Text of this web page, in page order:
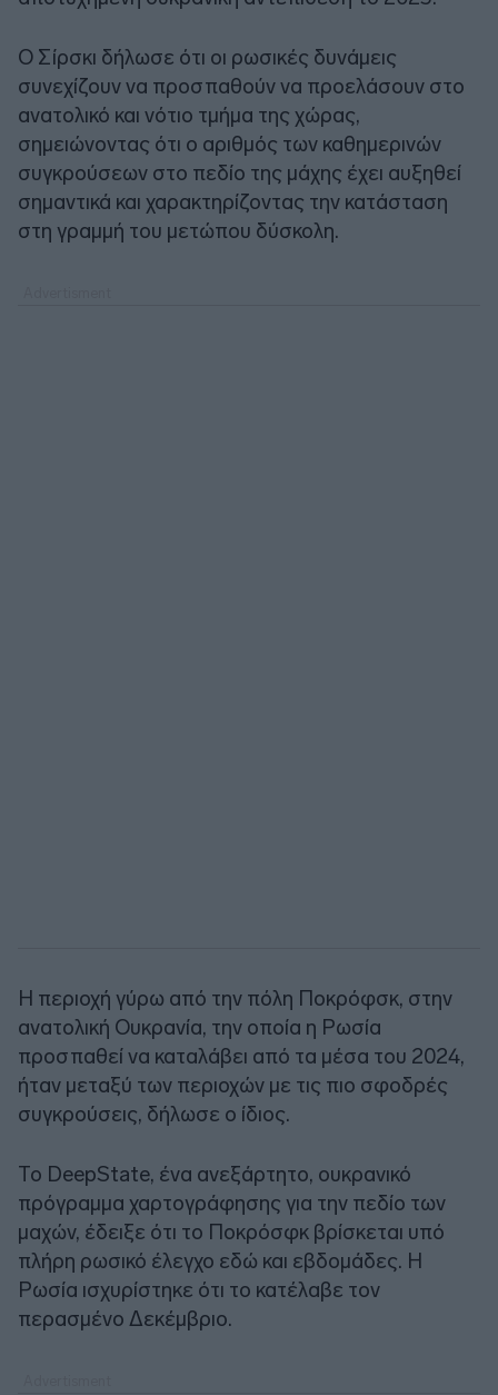
Ο Σίρσκι δήλωσε ότι οι ρωσικές δυνάμεις
συνεχίζουν να προσπαθούν να προελάσουν στο
ανατολικό και νότιο τμήμα της χώρας,
σημειώνοντας ότι ο αριθμός των καθημερινών
συγκρούσεων στο πεδίο της μάχης έχει αυξηθεί
σημαντικά και χαρακτηρίζοντας την κατάσταση
στη γραμμή του μετώπου δύσκολη.
Η περιοχή γύρω από την πόλη Ποκρόφσκ, στην
ανατολική Ουκρανία, την οποία η Ρωσία
προσπαθεί να καταλάβει από τα μέσα του 2024,
ήταν μεταξύ των περιοχών με τις πιο σφοδρές
συγκρούσεις, δήλωσε ο ίδιος.
Το DeepState, ένα ανεξάρτητο, ουκρανικό
πρόγραμμα χαρτογράφησης για την πεδίο των
μαχών, έδειξε ότι το Ποκρόσφκ βρίσκεται υπό
πλήρη ρωσικό έλεγχο εδώ και εβδομάδες. Η
Ρωσία ισχυρίστηκε ότι το κατέλαβε τον
περασμένο Δεκέμβριο.